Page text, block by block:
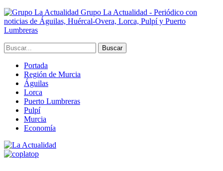
Grupo La Actualidad - Periódico con
noticias de Águilas, Huércal-Overa, Lorca, Pulpí y Puerto
Lumbreras
Portada
Región de Murcia
Águilas
Lorca
Puerto Lumbreras
Pulpí
Murcia
Economía